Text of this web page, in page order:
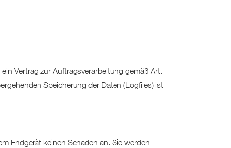
Vertrag zur Auftragsverarbeitung gemäß Art.
Speicherung der Daten (Logfiles) ist
Endgerät keinen Schaden an. Sie werden